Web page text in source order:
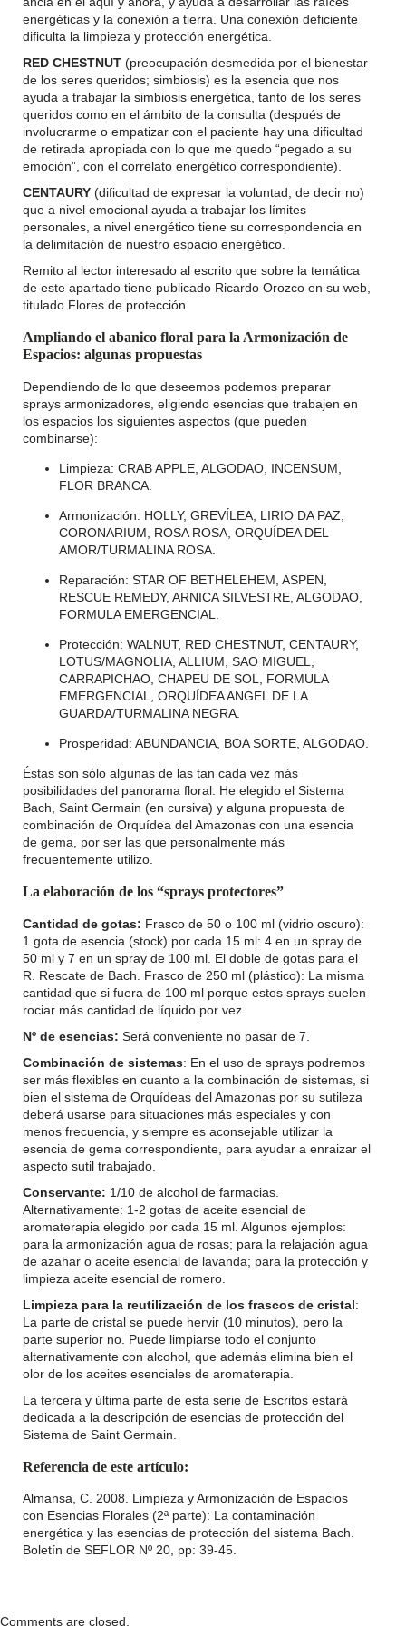
energéticas y la conexión a tierra. Una conexión deficiente
dificulta la limpieza y protección energética.
RED CHESTNUT (preocupación desmedida por el bienestar
de los seres queridos; simbiosis) es la esencia que nos
ayuda a trabajar la simbiosis energética, tanto de los seres
queridos como en el ámbito de la consulta (después de
involucrarme o empatizar con el paciente hay una dificultad
de retirada apropiada con lo que me quedo “pegado a su
emoción”, con el correlato energético correspondiente).
CENTAURY (dificultad de expresar la voluntad, de decir no)
que a nivel emocional ayuda a trabajar los límites
personales, a nivel energético tiene su correspondencia en
la delimitación de nuestro espacio energético.
Remito al lector interesado al escrito que sobre la temática
de este apartado tiene publicado Ricardo Orozco en su web,
titulado Flores de protección.
Ampliando el abanico floral para la Armonización de
Espacios: algunas propuestas
Dependiendo de lo que deseemos podemos preparar
sprays armonizadores, eligiendo esencias que trabajen en
los espacios los siguientes aspectos (que pueden
combinarse):
Limpieza: CRAB APPLE, ALGODAO, INCENSUM,
FLOR BRANCA.
Armonización: HOLLY, GREVÍLEA, LIRIO DA PAZ,
CORONARIUM, ROSA ROSA, ORQUÍDEA DEL
AMOR/TURMALINA ROSA.
Reparación: STAR OF BETHELEHEM, ASPEN,
RESCUE REMEDY, ARNICA SILVESTRE, ALGODAO,
FORMULA EMERGENCIAL.
Protección: WALNUT, RED CHESTNUT, CENTAURY,
LOTUS/MAGNOLIA, ALLIUM, SAO MIGUEL,
CARRAPICHAO, CHAPEU DE SOL, FORMULA
EMERGENCIAL, ORQUÍDEA ANGEL DE LA
GUARDA/TURMALINA NEGRA.
Prosperidad: ABUNDANCIA, BOA SORTE, ALGODAO.
Éstas son sólo algunas de las tan cada vez más
posibilidades del panorama floral. He elegido el Sistema
Bach, Saint Germain (en cursiva) y alguna propuesta de
combinación de Orquídea del Amazonas con una esencia
de gema, por ser las que personalmente más
frecuentemente utilizo.
La elaboración de los “sprays protectores”
Cantidad de gotas: Frasco de 50 o 100 ml (vidrio oscuro):
1 gota de esencia (stock) por cada 15 ml: 4 en un spray de
50 ml y 7 en un spray de 100 ml. El doble de gotas para el
R. Rescate de Bach. Frasco de 250 ml (plástico): La misma
cantidad que si fuera de 100 ml porque estos sprays suelen
rociar más cantidad de líquido por vez.
Nº de esencias: Será conveniente no pasar de 7.
Combinación de sistemas: En el uso de sprays podremos
ser más flexibles en cuanto a la combinación de sistemas, si
bien el sistema de Orquídeas del Amazonas por su sutileza
deberá usarse para situaciones más especiales y con
menos frecuencia, y siempre es aconsejable utilizar la
esencia de gema correspondiente, para ayudar a enraizar el
aspecto sutil trabajado.
Conservante: 1/10 de alcohol de farmacias.
Alternativamente: 1-2 gotas de aceite esencial de
aromaterapia elegido por cada 15 ml. Algunos ejemplos:
para la armonización agua de rosas; para la relajación agua
de azahar o aceite esencial de lavanda; para la protección y
limpieza aceite esencial de romero.
Limpieza para la reutilización de los frascos de cristal:
La parte de cristal se puede hervir (10 minutos), pero la
parte superior no. Puede limpiarse todo el conjunto
alternativamente con alcohol, que además elimina bien el
olor de los aceites esenciales de aromaterapia.
La tercera y última parte de esta serie de Escritos estará
dedicada a la descripción de esencias de protección del
Sistema de Saint Germain.
Referencia de este artículo:
Almansa, C. 2008. Limpieza y Armonización de Espacios
con Esencias Florales (2ª parte): La contaminación
energética y las esencias de protección del sistema Bach.
Boletín de SEFLOR Nº 20, pp: 39-45.
Comments are closed.